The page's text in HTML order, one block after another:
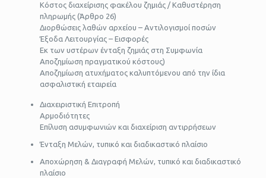
Κόστος διαχείρισης φακέλου ζημιάς / Καθυστέρηση
πληρωμής (Άρθρο 26)
Διορθώσεις λαθών αρχείου – Αντιλογισμοί ποσών
Έξοδα Λειτουργίας – Εισφορές
Εκ των υστέρων ένταξη ζημιάς στη Συμφωνία
Αποζημίωση πραγματικού κόστους)
Αποζημίωση ατυχήματος καλυπτόμενου από την ίδια
ασφαλιστική εταιρεία
Διαχειριστική Επιτροπή
Αρμοδιότητες
Επίλυση ασυμφωνιών και διαχείριση αντιρρήσεων
Ένταξη Μελών, τυπικό και διαδικαστικό πλαίσιο
Αποχώρηση & Διαγραφή Μελών, τυπικό και διαδικαστικό
πλαίσιο